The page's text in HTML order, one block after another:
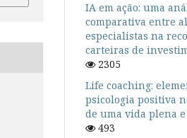
IA em ação: uma
comparativa entre
especialistas na
carteiras de
2305
Life coaching:
psicologia positiva
de uma vida plena
493